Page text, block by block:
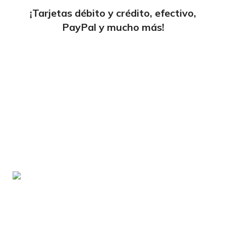
¡Tarjetas débito y crédito, efectivo,
PayPal y mucho más!